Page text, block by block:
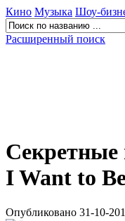
Кино Музыка Шоу-
Расширенный поиск
Секретные
I Want to
Опубликовано 31-10-